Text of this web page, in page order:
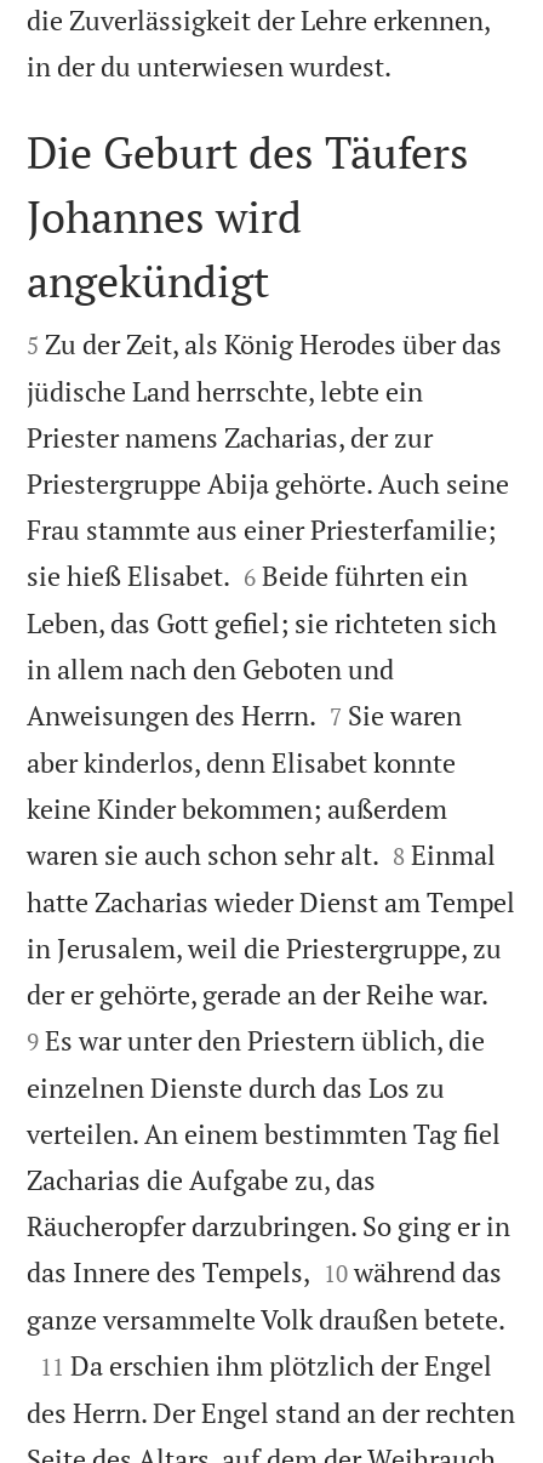
die Zuverlässigkeit der Lehre erkennen,
in der du unterwiesen wurdest.

Die Geburt des Täufers
Johannes wird
angekündigt

5 Zu der Zeit, als König Herodes über das
jüdische Land herrschte, lebte ein
Priester namens Zacharias, der zur
Priestergruppe Abija gehörte. Auch seine
Frau stammte aus einer Priesterfamilie;
sie hieß Elisabet. 

6 Beide führten ein
Leben, das Gott gefiel; sie richteten sich
in allem nach den Geboten und
Anweisungen des Herrn. 

7 Sie waren
aber kinderlos, denn Elisabet konnte
keine Kinder bekommen; außerdem
waren sie auch schon sehr alt. 

8 Einmal
hatte Zacharias wieder Dienst am Tempel
in Jerusalem, weil die Priestergruppe, zu
der er gehörte, gerade an der Reihe war.
9 Es war unter den Priestern üblich, die
einzelnen Dienste durch das Los zu
verteilen. An einem bestimmten Tag fiel
Zacharias die Aufgabe zu, das
Räucheropfer darzubringen. So ging er in
das Innere des Tempels, 

10 während das
ganze versammelte Volk draußen betete.

11 Da erschien ihm plötzlich der Engel
des Herrn. Der Engel stand an der rechten